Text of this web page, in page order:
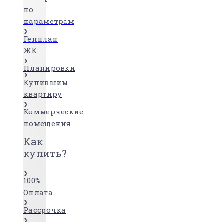
по
параметрам
Генплан
ЖК
Планировки
Купившим
квартиру
Коммерческие
помещения
Как
купить?
100%
Оплата
Рассрочка